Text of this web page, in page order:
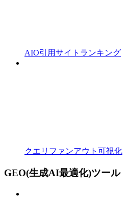
AIO引用サイトランキング
クエリファンアウト可視化
GEO(生成AI最適化)ツール